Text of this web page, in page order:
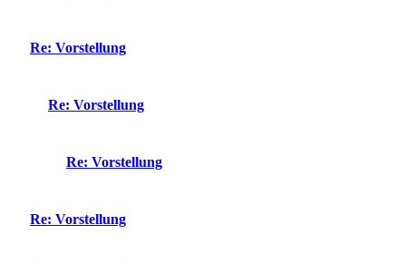
Re: Vorstellung
Re: Vorstellung
Re: Vorstellung
Re: Vorstellung